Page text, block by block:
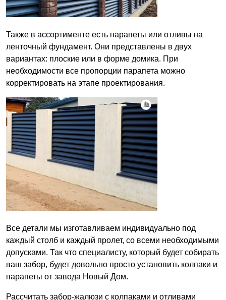
Также в ассортименте есть парапеты или отливы на
ленточный фундамент. Они представлены в двух
вариантах: плоские или в форме домика. При
необходимости все пропорции парапета можно
корректировать на этапе проектирования.
Все детали мы изготавливаем индивидуально под
каждый столб и каждый пролет, со всеми необходимыми
допусками. Так что специалисту, который будет собирать
ваш забор, будет довольно просто установить колпаки и
парапеты от завода Новый Дом.
Рассчитать забор-жалюзи с колпаками и отливами